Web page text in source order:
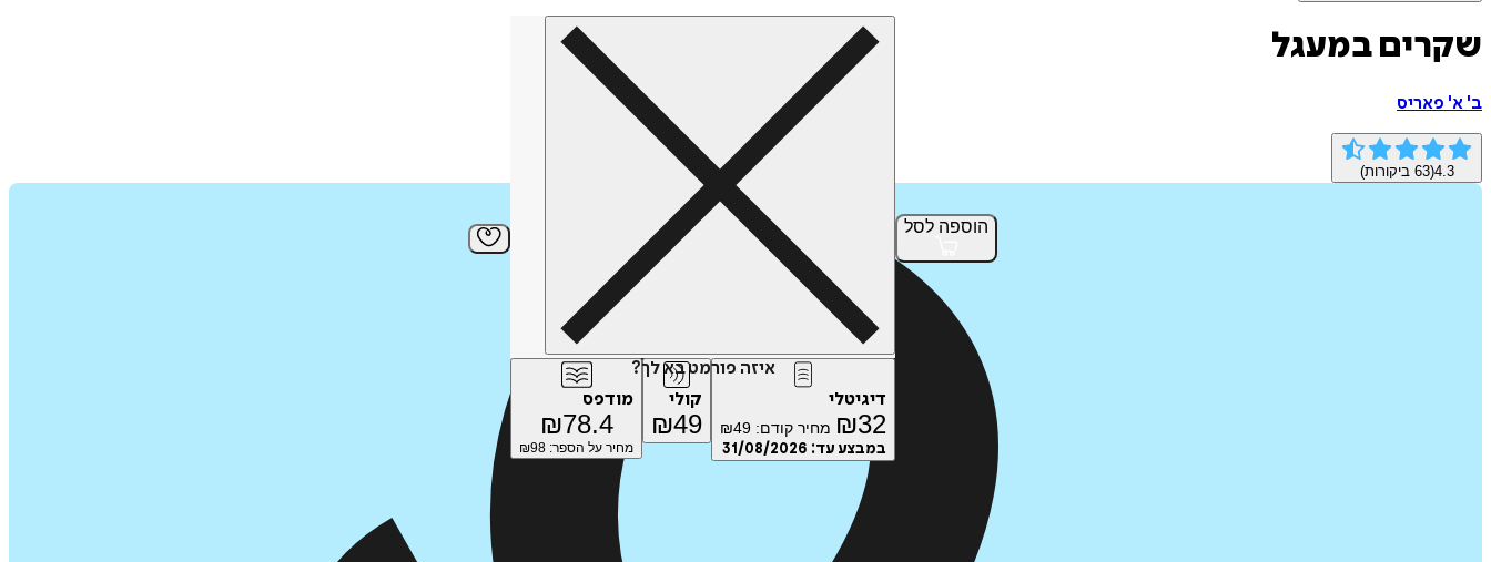
הוספה לסל
איזה פורמט בא לך?
דיגיטלי
₪32 מחיר קודם: ₪49
במבצע עד: 31/08/2026
קולי
₪49
מודפס
₪78.4
מחיר על הספר: ₪ 98
שקרים במעגל
ב' א' פאריס
4.3
(
63 ביקורות)